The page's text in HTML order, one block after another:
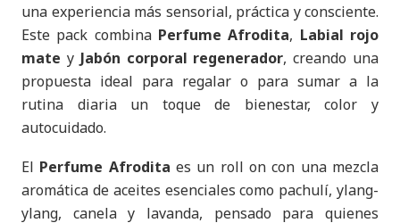
una experiencia más sensorial, práctica y consciente.
Este pack combina Perfume Afrodita, Labial rojo
mate y Jabón corporal regenerador, creando una
propuesta ideal para regalar o para sumar a la
rutina diaria un toque de bienestar, color y
autocuidado.
El Perfume Afrodita es un roll on con una mezcla
aromática de aceites esenciales como pachulí, ylang-
ylang, canela y lavanda, pensado para quienes